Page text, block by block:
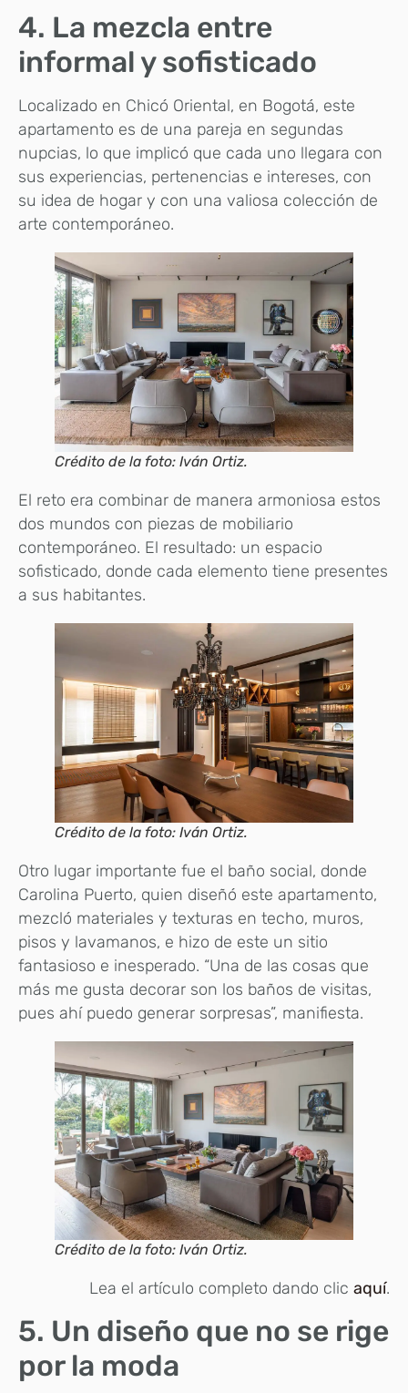
4. La mezcla entre
informal y sofisticado
Localizado en Chicó Oriental, en Bogotá, este
apartamento es de una pareja en segundas
nupcias, lo que implicó que cada uno llegara con
sus experiencias, pertenencias e intereses, con
su idea de hogar y con una valiosa colección de
arte contemporáneo.
Crédito de la foto: Iván Ortiz.
El reto era combinar de manera armoniosa estos
dos mundos con piezas de mobiliario
contemporáneo. El resultado: un espacio
sofisticado, donde cada elemento tiene presentes
a sus habitantes.
Crédito de la foto: Iván Ortiz.
Otro lugar importante fue el baño social, donde
Carolina Puerto, quien diseñó este apartamento,
mezcló materiales y texturas en techo, muros,
pisos y lavamanos, e hizo de este un sitio
fantasioso e inesperado. “Una de las cosas que
más me gusta decorar son los baños de visitas,
pues ahí puedo generar sorpresas”, manifiesta.
Crédito de la foto: Iván Ortiz.
Lea el artículo completo dando clic aquí.
5. Un diseño que no se rige
por la moda